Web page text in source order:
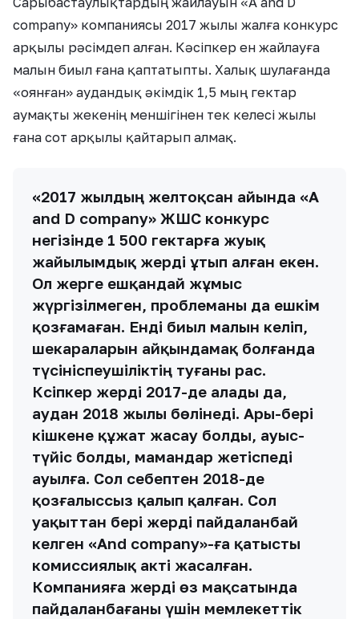
company» компаниясы 2017 жылы жалға конкурс
арқылы рәсімдеп алған. Кәсіпкер ен жайлауға
малын биыл ғана қаптатыпты. Халық шулағанда
«оянған» аудандық әкімдік 1,5 мың гектар
аумақты жекенің меншігінен тек келесі жылы
ғана сот арқылы қайтарып алмақ.
«2017 жылдың желтоқсан айында «A
and D company» ЖШС конкурс
негізінде 1 500 гектарға жуық
жайылымдық жерді ұтып алған екен.
Ол жерге ешқандай жұмыс
жүргізілмеген, проблеманы да ешкім
қозғамаған. Енді биыл малын әкеліп,
шекараларын айқындамақ болғанда
түсініспеушіліктің туғаны рас.
Кәсіпкер жерді 2017-де алады да,
аудан 2018 жылы бөлінеді. Ары-бері
кішкене құжат жасау болды, ауыс-
түйіс болды, мамандар жетіспеді
ауылға. Сол себептен 2018-де
қозғалыссыз қалып қалған. Сол
уақыттан бері жерді пайдаланбай
келген «And company»-ға қатысты
комиссиялық акті жасалған.
Компанияға жерді өз мақсатында
пайдаланбағаны үшін мемлекеттік